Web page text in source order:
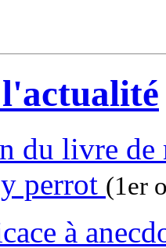
du livre
perrot (1er
à